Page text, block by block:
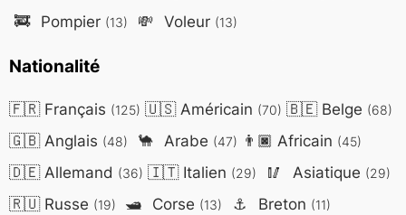
🚒 Pompier (13) 💸 Voleur (13)
Nationalité
🇫🇷Français (125) 🇺🇸Américain (70) 🇧🇪Belge (68)
🇬🇧Anglais (48) 🐪 Arabe (47) 👨🏿 Africain (45)
🇩🇪Allemand (36) 🇮🇹Italien (29) 🥢 Asiatique (29)
🇷🇺Russe (19) 🛥️ Corse (13) ⚓ Breton (11)